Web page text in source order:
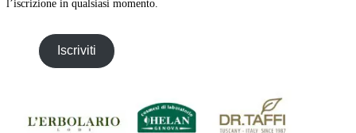
l’iscrizione in qualsiasi momento.
Iscriviti